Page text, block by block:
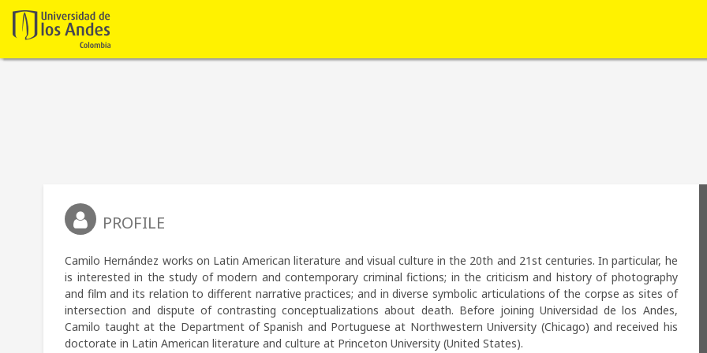
PROFILE
Camilo Hernández works on Latin American literature and visual culture in the 20th and 21st centuries. In particular, he
is interested in the study of modern and contemporary criminal fictions; in the criticism and history of photography
and film and its relation to different narrative practices; and in diverse symbolic articulations of the corpse as sites of
intersection and dispute of contrasting conceptualizations about death. Before joining Universidad de los Andes,
Camilo taught at the Department of Spanish and Portuguese at Northwestern University (Chicago) and received his
doctorate in Latin American literature and culture at Princeton University (United States).